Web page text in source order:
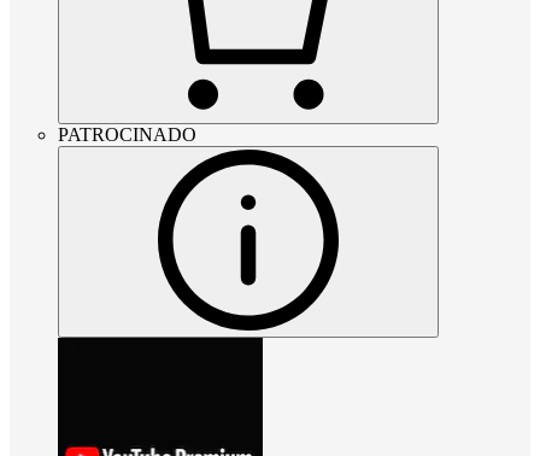
PATROCINADO